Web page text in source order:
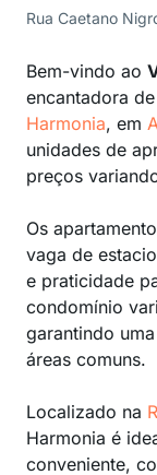
Rua Caetano
Bem-vindo ao
encantadora
Harmonia, em
unidades de
preços
Os
vaga de
e praticidade
condomínio
garantindo
áreas comuns.
Localizado na
Harmonia é
conveniente,